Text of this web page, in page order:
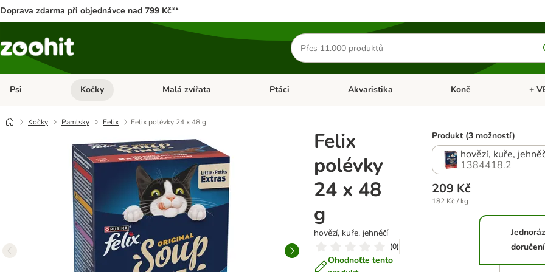
Doprava zdarma při objednávce nad 799 Kč**
Hledat
produkty
Psi Otevřít menu: Psi
Kočky Otevřít menu: Kočky
Malá zvířata Otevřít menu: Malá zvířata
Ptáci Otevřít menu: Ptáci
Akvaristika Otevřít menu: Akvaristika
Koně +
Kočky Pamlsky Felix Felix polévky 24 x 48 g
Felix
polévky
24 x 48
g
hovězí, kuře, jehněčí
(0)
Ohodnoťte tento
Produkt (3 možností)
hovězí, kuře,
1384418.2
209 Kč
182 Kč / kg
doručení